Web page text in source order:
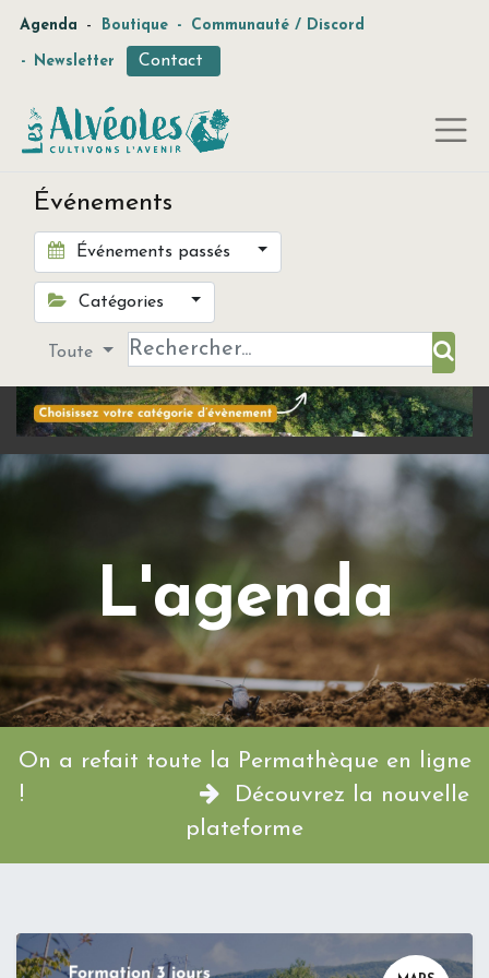
Agenda - Boutique - Communauté / Discord
- Newsletter Contact
Événements
Événements passés
Catégories
Toute
L'agenda
On a refait toute la Permathèque en ligne
!
Découvrez la nouvelle
plateforme